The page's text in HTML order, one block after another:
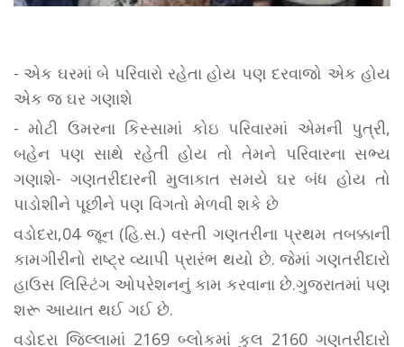
- એક ઘરમાં બે પરિવારો રહેતા હોય પણ દરવાજો એક હોય
એક જ ઘર ગણાશે
- મોટી ઉમરના કિસ્સામાં કોઇ પરિવારમાં એમની પુત્રી,
બહેન પણ સાથે રહેતી હોય તો તેમને પરિવારના સભ્ય
ગણાશે- ગણતરીદારની મુલાકાત સમયે ઘર બંધ હોય તો
પાડોશીને પૂછીને પણ વિગતો મેળવી શકે છે
વડોદરા,04 જૂન (હિ.સ.) વસ્તી ગણતરીના પ્રથમ તબક્કાની
કામગીરીનો રાષ્ટ્ર વ્યાપી પ્રારંભ થયો છે. જેમાં ગણતરીદારો
હાઉસ લિસ્ટિંગ ઓપરેશનનું કામ કરવાના છે.ગુજરાતમાં પણ
શરૂ આયાત થઈ ગઈ છે.
વડોદરા જિલ્લામાં 2169 બ્લોકમાં કુલ 2160 ગણતરીદારો